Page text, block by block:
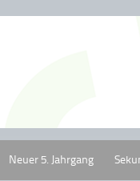
Neuer 5. Jahrgang